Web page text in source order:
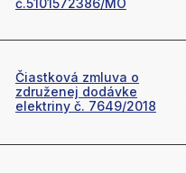
č.5101572386/MO
Čiastková zmluva o
združenej dodávke
elektriny č. 7649/2018